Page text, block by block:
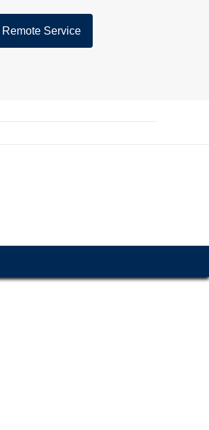
Remote Service